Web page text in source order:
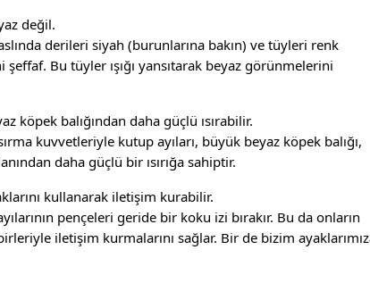
değil.
derileri siyah (burunlarına bakın) ve tüyleri renk
Bu tüyler ışığı yansıtarak beyaz görünmelerini
köpek balığından daha güçlü ısırabilir.
kuvvetleriyle kutup ayıları, büyük beyaz köpek balığı,
daha güçlü bir ısırığa sahiptir.
kullanarak iletişim kurabilir.
pençeleri geride bir koku izi bırakır. Bu da onların
iletişim kurmalarını sağlar. Bir de bizim